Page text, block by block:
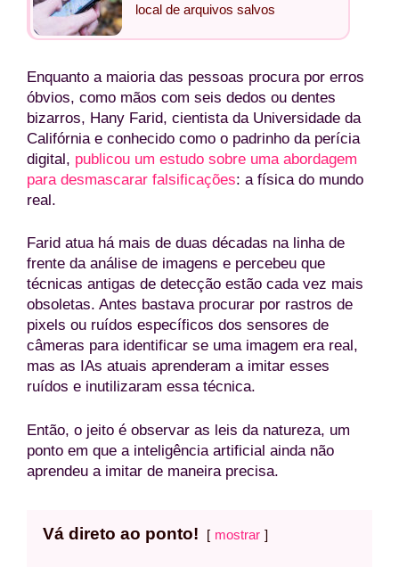
local de arquivos salvos
Enquanto a maioria das pessoas procura por erros
óbvios, como mãos com seis dedos ou dentes
bizarros, Hany Farid, cientista da Universidade da
Califórnia e conhecido como o padrinho da perícia
digital, publicou um estudo sobre uma abordagem
para desmascarar falsificações: a física do mundo
real.
Farid atua há mais de duas décadas na linha de
frente da análise de imagens e percebeu que
técnicas antigas de detecção estão cada vez mais
obsoletas. Antes bastava procurar por rastros de
pixels ou ruídos específicos dos sensores de
câmeras para identificar se uma imagem era real,
mas as IAs atuais aprenderam a imitar esses
ruídos e inutilizaram essa técnica.
Então, o jeito é observar as leis da natureza, um
ponto em que a inteligência artificial ainda não
aprendeu a imitar de maneira precisa.
Vá direto ao ponto! mostrar